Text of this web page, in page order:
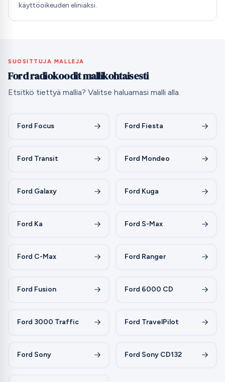
käyttöoikeuden eliniäksi.
SUOSITTUJA MALLEJA
Ford radiokoodit mallikohtaisesti
Etsitkö tiettyä mallia? Valitse haluamasi malli alla.
Ford Focus Ford Fiesta
Ford Transit Ford Mondeo
Ford Galaxy Ford Kuga
Ford Ka Ford S-Max
Ford C-Max Ford Ranger
Ford Fusion Ford 6000 CD
Ford 3000 Traffic Ford TravelPilot
Ford Sony Ford Sony CD132